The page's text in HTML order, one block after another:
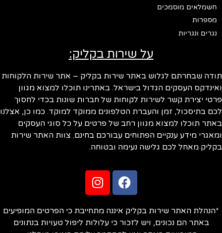
חשמלאים מוסמכים
מספרות
נגרים ונגריות
על שירות בקליק:
שבחרתם לגלוש באתר שירות בקליק – אתר שירות הלקוחות
העסקים הגדול בישראל. באתרינו תוכלו למצוא מגוון
יצירת קשר לשירות לקוחות של חברות שונות בכדי לחסוך
בתיסכול, זמן והעברת הטלפונים ממוקד למוקד. כמו כן, אצלנו
תוכלו למצוא מגוון רחב של פרטים על כל סוגי העסקים
מידע ענקיים הפתוחים עבורכם בחינם. צוות האתר שירות
מאחל לכם גלישה נעימה ובטוחה.
האתר שירות בקליק איננה מתחייבת כי הפרטים המופיעים
באתר הם נכונים, ויש לזכור כי עלולות ליפול טעויות בנתונים